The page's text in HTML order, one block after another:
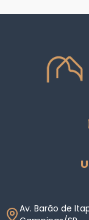
Av. Barão de